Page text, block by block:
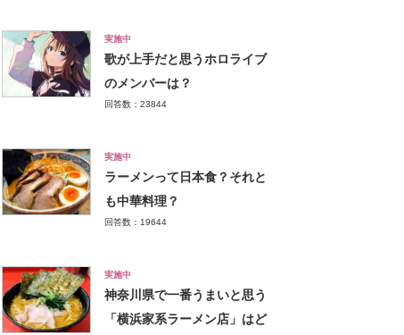
実施中
歌が上手だと思うホロライブ
のメンバーは？
回答数：23844
実施中
ラーメンって日本食？それと
も中華料理？
回答数：19644
実施中
神奈川県で一番うまいと思う
「横浜家系ラーメン店」はど